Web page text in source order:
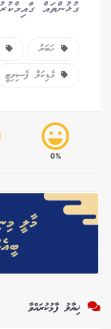
ގުޅުންތައް
ހަބަރު
މެޑިކަލް ފެސިލިޓީ
0%
ޚިޔާލު ފާޅުކުރައްވާ